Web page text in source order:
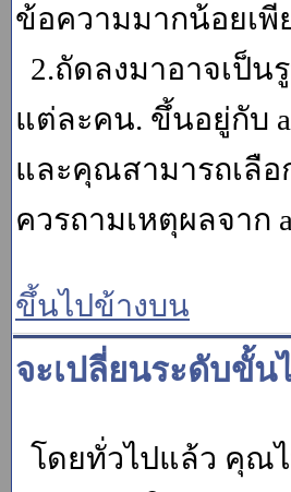
ข้อความมากน้อยเพี
2.ถัดลงมาอาจเป็
แต่ละคน. ขึ้นอยู่กับ
และคุณสามารถเลื
ควรถามเหตุผลจาก
ขึ้นไปข้างบน
จะเปลี่ยนระดับขั้น
โดยทั่วไปแล้ว คุณ